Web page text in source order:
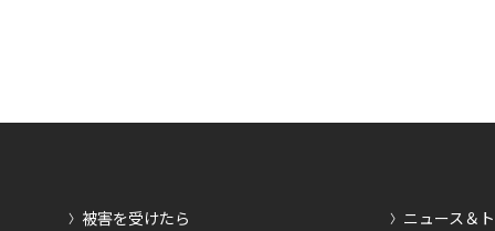
被害を受けたら
ニュース＆